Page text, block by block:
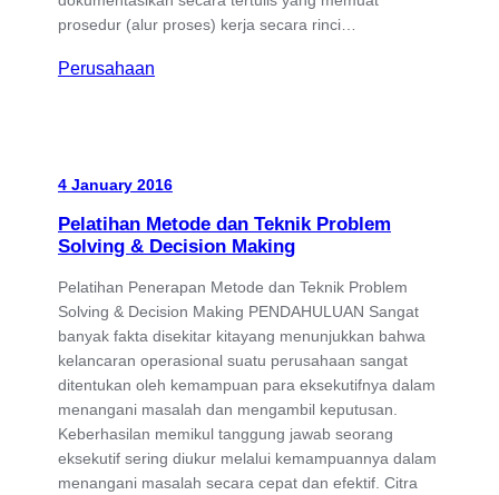
prosedur (alur proses) kerja secara rinci…
Perusahaan
4 January 2016
Pelatihan Metode dan Teknik Problem
Solving & Decision Making
Pelatihan Penerapan Metode dan Teknik Problem
Solving & Decision Making PENDAHULUAN Sangat
banyak fakta disekitar kitayang menunjukkan bahwa
kelancaran operasional suatu perusahaan sangat
ditentukan oleh kemampuan para eksekutifnya dalam
menangani masalah dan mengambil keputusan.
Keberhasilan memikul tanggung jawab seorang
eksekutif sering diukur melalui kemampuannya dalam
menangani masalah secara cepat dan efektif. Citra